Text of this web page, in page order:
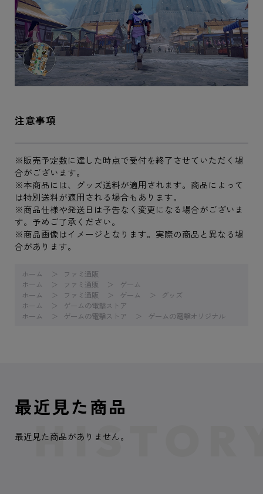
注意事項
※販売予定数に達した時点で受付を終了させていただく場
合がございます。
※本商品には、グッズ送料が適用されます。商品によって
は特別送料が適用される場合もあります。
※商品仕様や発送日は予告なく変更になる場合がございま
す。予めご了承ください。
※商品画像はイメージとなります。実際の商品と異なる場
合があります。
ホーム
ファミ通販
ホーム
ファミ通販
ゲーム
ホーム
ファミ通販 ゲーム
グッズ
ホーム
ゲームの電撃ストア
ホーム
ゲームの電撃ストア ゲームの電撃オリジナル
最近見た商品
最近見た商品がありません。